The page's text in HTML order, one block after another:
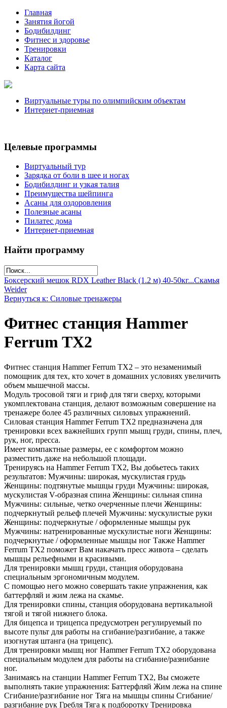
Главная
Занятия йогой
Бодибилдинг
Фитнес и здоровье
Тренировки
Каталог
Карта сайта
Виртуальные туры по олимпийским объектам
Интернет-приемная
Целевые программы
Виртуальный тур
Зарядка от боли в шее и ногах
Бодибилдинг и узкая талия
Преимущества шейпинга
Асаны для оздоровления
Полезные асаны
Пилатес дома
Интернет-приемная
Найти программу
Боксерский мешок RDX Leather Black (1.2 м) 40-50кг...Скамья
Weider
Вернуться к: Силовые тренажеры
Фитнес станция Hammer
Ferrum TX2
Фитнес станция Hammer Ferrum TX2 – это незаменимый
помощник для тех, кто хочет в домашних условиях увеличить
объем мышечной массы.
Модуль тросовой тяги и гриф для тяги сверху, которыми
укомплектована станция, делают возможным совершение на
тренажере более 45 различных силовых упражнений.
Силовая станция Hammer Ferrum TX2 предназначена для
тренировки всех важнейших групп мышц груди, спины, плеч,
рук, ног, пресса.
Имеет компактные размеры, ее с комфортом можно
разместить даже на небольшой площади.
Тренируясь на Hammer Ferrum TX2, Вы добьетесь таких
результатов: Мужчины: широкая, мускулистая грудь
Женщины: подтянутые мышцы груди Мужчины: широкая,
мускулистая V-образная спина Женщины: сильная спина
Мужчины: сильные, четко очерченные плечи Женщины:
подчеркнутый рельеф плечей Мужчины: мускулистые руки
Женщины: подчеркнутые / оформленные мышцы рук
Мужчины: натренированные мускулистые ноги Женщины:
подчеркнутые / оформленные мышцы ног Также Hammer
Ferrum TX2 поможет Вам накачать пресс живота – сделать
мышцы рельефными и красивыми.
Для тренировки мышц груди, станция оборудована
специальным эргономичным модулем.
С помощью него можно совершать такие упражнения, как
баттерфляй и жим лежа на скамье.
Для тренировки спины, станция оборудована вертикальной
тягой и тягой нижнего блока.
Для бицепса и трицепса предусмотрен регулируемый по
высоте пульт для работы на сгибание/разгибание, а также
изогнутая штанга (на трицепс).
Для тренировки мышц ног Hammer Ferrum TX2 оборудована
специальным модулем для работы на сгибание/разнибание
ног.
Занимаясь на станции Hammer Ferrum TX2, Вы сможете
выполнять такие упражнения: Баттерфляй Жим лежа на спине
Сгибание/разгибание ног Тяга на мышцы спины Сгибание/
разгибание рук Гребля Тяга к подборотку Тренировка